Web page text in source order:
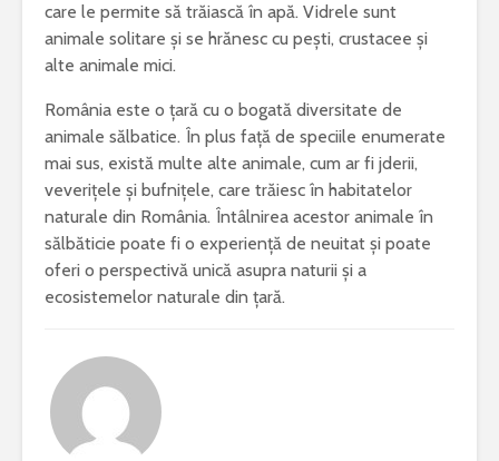
care le permite să trăiască în apă. Vidrele sunt
animale solitare și se hrănesc cu pești, crustacee și
alte animale mici.
România este o țară cu o bogată diversitate de
animale sălbatice. În plus față de speciile enumerate
mai sus, există multe alte animale, cum ar fi jderii,
veverițele și bufnițele, care trăiesc în habitatelor
naturale din România. Întâlnirea acestor animale în
sălbăticie poate fi o experiență de neuitat și poate
oferi o perspectivă unică asupra naturii și a
ecosistemelor naturale din țară.